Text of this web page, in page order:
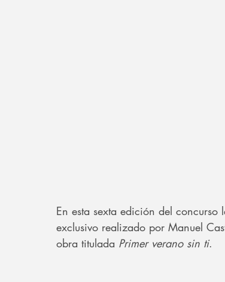
En esta sexta edición del
exclusivo realizado por Manuel
obra titulada Primer verano sin ti.